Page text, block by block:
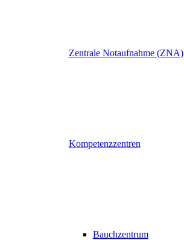
Zentrale Notaufnahme (ZNA)
Kompetenzzentren
Bauchzentrum